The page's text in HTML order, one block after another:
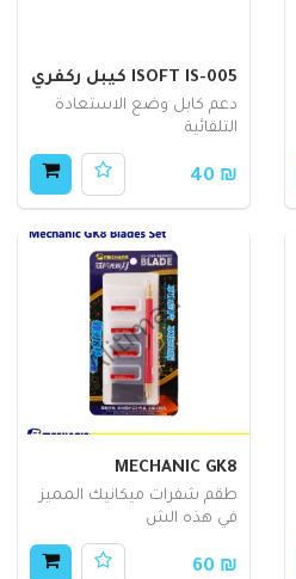
ISOFT IS-005 كيبل ركفري
دعم كابل وضع الاستعادة
التلقائية
₪ 40
MECHANIC GK8
طقم شفرات ميكانيك المميز
في هذه الش
₪ 60